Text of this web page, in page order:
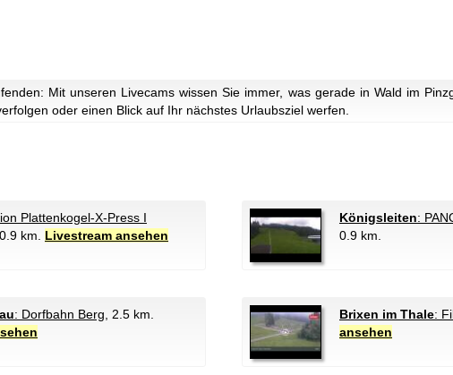
Mit unseren Livecams wissen Sie immer, was gerade in Wald im
oder einen Blick auf Ihr nächstes Urlaubsziel werfen.
Plattenkogel-X-Press I
, 0.9 km. Livestream ansehen
Königsleiten:
0.9 km.
: Dorfbahn Berg , 2.5 km.
Brixen im Thale:
ansehen